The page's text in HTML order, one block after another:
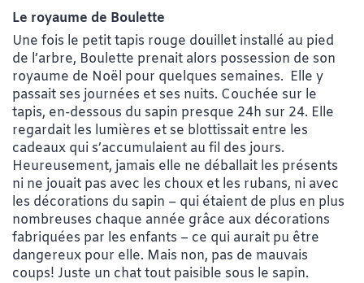
Le royaume de Boulette
Une fois le petit tapis rouge douillet installé au pied
de l’arbre, Boulette prenait alors possession de son
royaume de Noël pour quelques semaines. Elle y
passait ses journées et ses nuits. Couchée sur le
tapis, en-dessous du sapin presque 24h sur 24. Elle
regardait les lumières et se blottissait entre les
cadeaux qui s’accumulaient au fil des jours.
Heureusement, jamais elle ne déballait les présents
ni ne jouait pas avec les choux et les rubans, ni avec
les décorations du sapin – qui étaient de plus en plus
nombreuses chaque année grâce aux décorations
fabriquées par les enfants – ce qui aurait pu être
dangereux pour elle. Mais non, pas de mauvais
coups! Juste un chat tout paisible sous le sapin.